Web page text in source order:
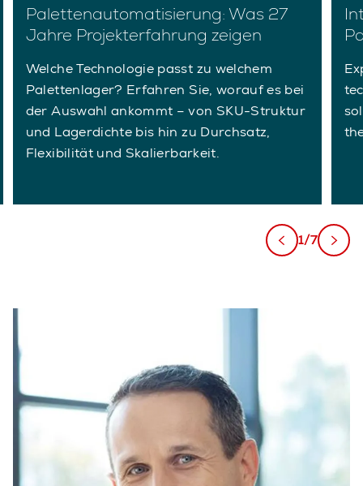
Palettenautomatisierung: Was 27
Jahre Projekterfahrung zeigen
Welche Technologie passt zu welchem
Palettenlager? Erfahren Sie, worauf es bei
der Auswahl ankommt – von SKU-Struktur
und Lagerdichte bis hin zu Durchsatz,
Flexibilität und Skalierbarkeit.
1/7